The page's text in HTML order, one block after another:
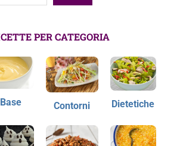
PER CATEGORIA
Base Contorni Dietetiche